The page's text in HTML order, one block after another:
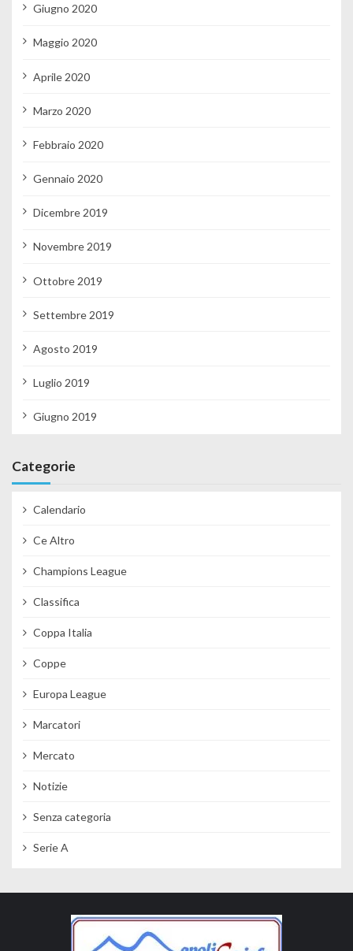
Giugno 2020
Maggio 2020
Aprile 2020
Marzo 2020
Febbraio 2020
Gennaio 2020
Dicembre 2019
Novembre 2019
Ottobre 2019
Settembre 2019
Agosto 2019
Luglio 2019
Giugno 2019
Categorie
Calendario
Ce Altro
Champions League
Classifica
Coppa Italia
Coppe
Europa League
Marcatori
Mercato
Notizie
Senza categoria
Serie A